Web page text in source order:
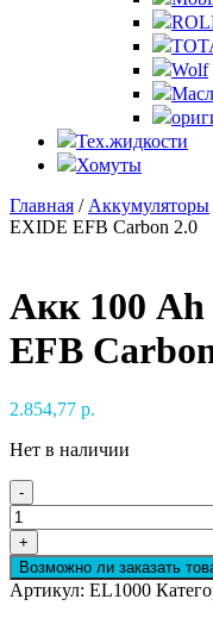
Wolf
Тех.жидкости
Хомуты
Главная / Аккумуляторы
EXIDE EFB Carbon 2.0
Акк 100
EFB
2.854,77 р.
Нет в наличии
-
Количество
товара
Акк
100
Ah
+
Возможно ли заказать
Артикул: EL1000